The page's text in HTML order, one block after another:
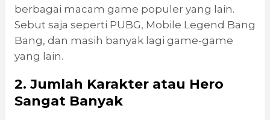
berbagai macam game populer yang lain.
Sebut saja seperti PUBG, Mobile Legend Bang
Bang, dan masih banyak lagi game-game
yang lain.
2. Jumlah Karakter atau Hero
Sangat Banyak